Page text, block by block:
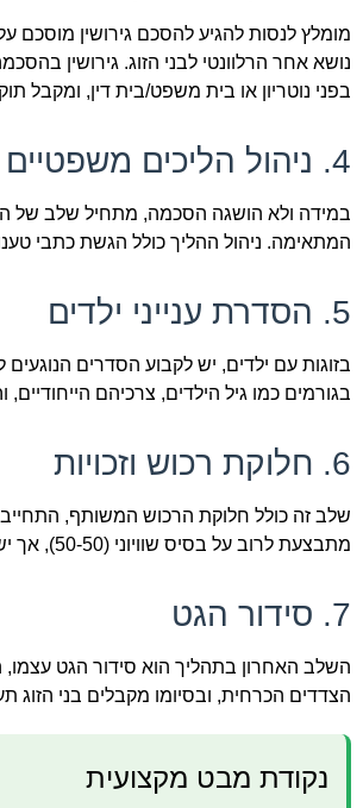
מומלץ לנסות להגיע להסכם גירושין מוסכם
נושא אחר הרלוונטי לבני הזוג. גירושין
בפני נוטריון או בית משפט/בית דין, ומקבל
4. ניהול הליכים משפטיים
במידה ולא הושגה הסכמה, מתחיל שלב של
המתאימה. ניהול ההליך כולל הגשת כתבי
5. הסדרת ענייני ילדים
בזוגות עם ילדים, יש לקבוע הסדרים
בגורמים כמו גיל הילדים, צרכיהם
6. חלוקת רכוש וזכויות
שלב זה כולל חלוקת הרכוש המשותף,
מתבצעת לרוב על בסיס שוויוני (50-50), אך ישנם מקרים חריגים המצדיקים חלוקה שונה.
7. סידור הגט
השלב האחרון בתהליך הוא סידור הגט
הצדדים הכרחית, ובסיומו מקבלים בני הזוג
נקודת מבט מקצועית